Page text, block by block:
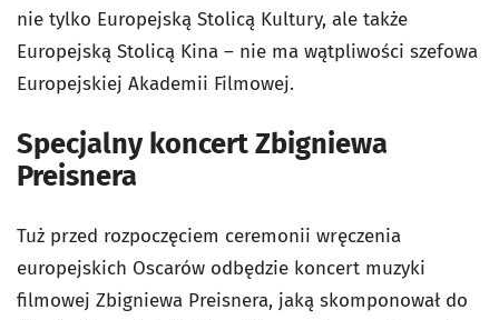
nie tylko Europejską Stolicą Kultury, ale także
Europejską Stolicą Kina – nie ma wątpliwości szefowa
Europejskiej Akademii Filmowej.
Specjalny koncert Zbigniewa
Preisnera
Tuż przed rozpoczęciem ceremonii wręczenia
europejskich Oscarów odbędzie koncert muzyki
filmowej Zbigniewa Preisnera, jaką skomponował do